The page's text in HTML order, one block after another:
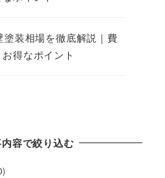
装相場を徹底解説｜費
得なポイント
容で絞り込む